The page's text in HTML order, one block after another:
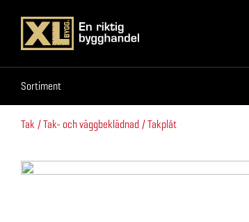
Sortiment
Sortiment
Tak Tak- och väggbeklädnad Takplåt